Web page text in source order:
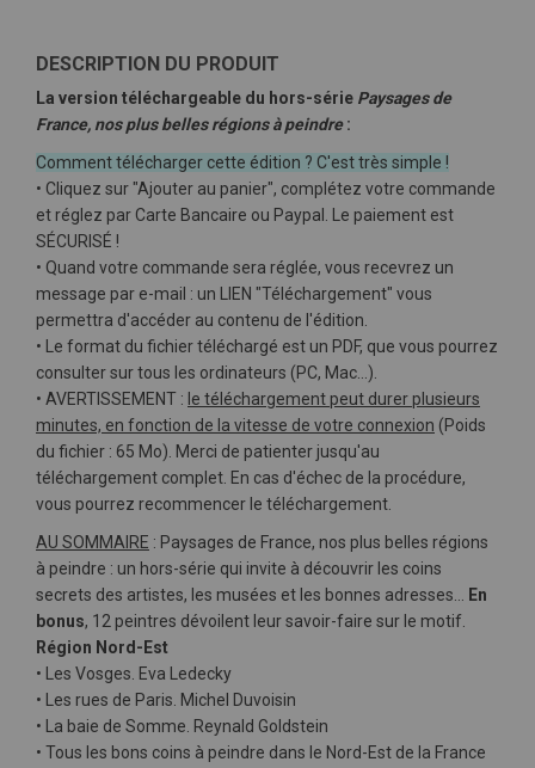
DESCRIPTION DU PRODUIT
La version téléchargeable du hors-série Paysages de
France, nos plus belles régions à peindre:
Comment télécharger cette édition ? C'est très simple !
• Cliquez sur "Ajouter au panier", complétez votre commande
et réglez par Carte Bancaire ou Paypal. Le paiement est
SÉCURISÉ !
• Quand votre commande sera réglée, vous recevrez un
message par e-mail : un LIEN "Téléchargement" vous
permettra d'accéder au contenu de l'édition.
• Le format du fichier téléchargé est un PDF, que vous pourrez
consulter sur tous les ordinateurs (PC, Mac…).
• AVERTISSEMENT : le téléchargement peut durer plusieurs
minutes, en fonction de la vitesse de votre connexion (Poids
du fichier : 65 Mo). Merci de patienter jusqu'au
téléchargement complet. En cas d'échec de la procédure,
vous pourrez recommencer le téléchargement.
AU SOMMAIRE : Paysages de France, nos plus belles régions
à peindre : un hors-série qui invite à découvrir les coins
secrets des artistes, les musées et les bonnes adresses…
En
bonus, 12 peintres dévoilent leur savoir-faire sur le motif.
Région Nord-Est
• Les Vosges. Eva Ledecky
• Les rues de Paris. Michel Duvoisin
• La baie de Somme. Reynald Goldstein
• Tous les bons coins à peindre dans le Nord-Est de la France